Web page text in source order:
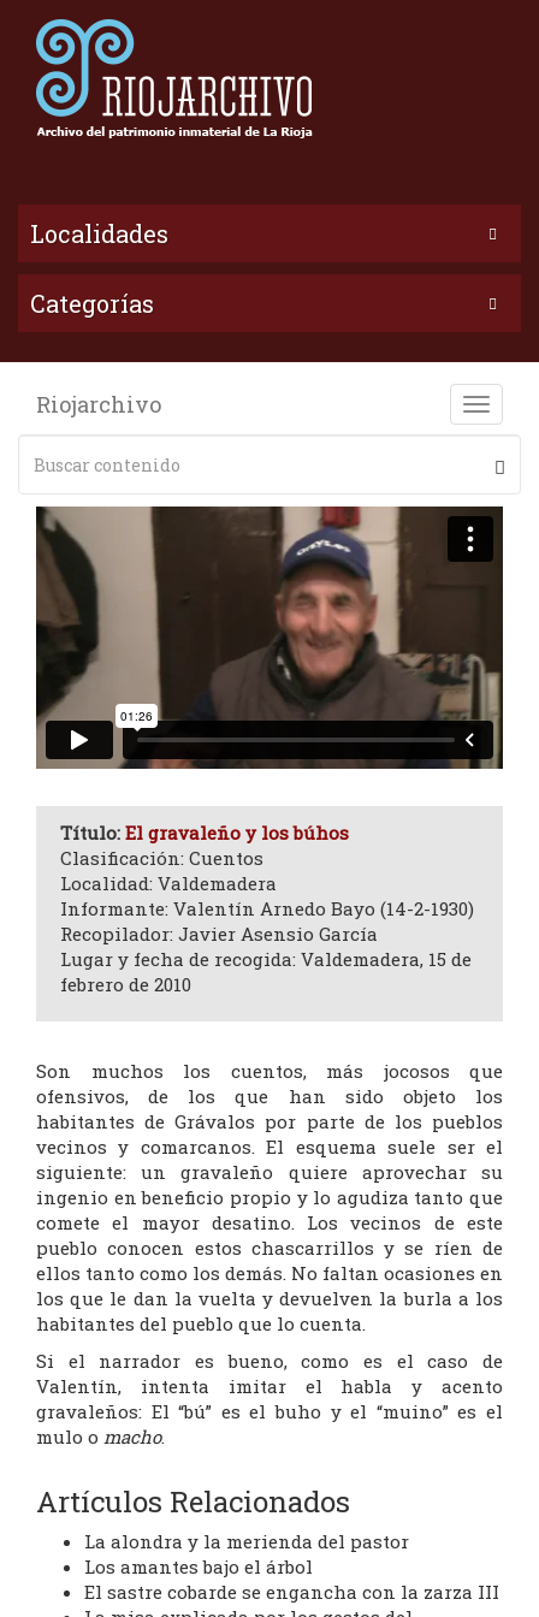
Localidades
Categorías
Toggle
Riojarchivo
Título: El gravaleño y los búhos
Clasificación: Cuentos
Localidad: Valdemadera
Informante: Valentín Arnedo Bayo (14-2-1930)
Recopilador: Javier Asensio García
Lugar y fecha de recogida: Valdemadera, 15 de
febrero de 2010
Son muchos los cuentos, más jocosos que
ofensivos, de los que han sido objeto los
habitantes de Grávalos por parte de los pueblos
vecinos y comarcanos. El esquema suele ser el
siguiente: un gravaleño quiere aprovechar su
ingenio en beneficio propio y lo agudiza tanto que
comete el mayor desatino. Los vecinos de este
pueblo conocen estos chascarrillos y se ríen de
ellos tanto como los demás. No faltan ocasiones en
los que le dan la vuelta y devuelven la burla a los
habitantes del pueblo que lo cuenta.
Si el narrador es bueno, como es el caso de
Valentín, intenta imitar el habla y acento
gravaleños: El “bú” es el buho y el “muino” es el
mulo o macho.
Artículos Relacionados
La alondra y la merienda del pastor
Los amantes bajo el árbol
El sastre cobarde se engancha con la zarza III